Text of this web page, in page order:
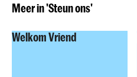
Meer in 'Steun ons'
Welkom Vriend